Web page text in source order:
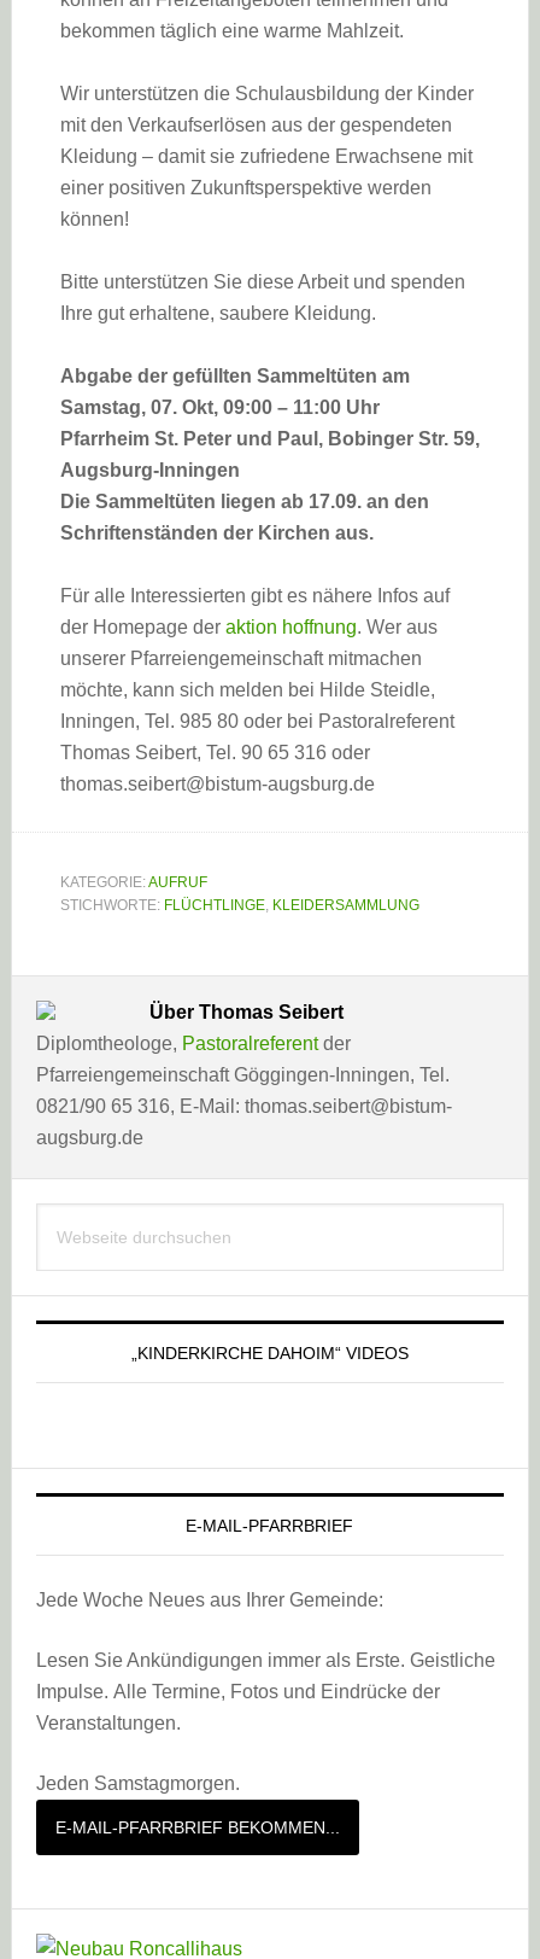
bekommen täglich eine warme Mahlzeit.
Wir unterstützen die Schulausbildung der Kinder
mit den Verkaufserlösen aus der gespendeten
Kleidung – damit sie zufriedene Erwachsene mit
einer positiven Zukunftsperspektive werden
können!
Bitte unterstützen Sie diese Arbeit und spenden
Ihre gut erhaltene, saubere Kleidung.
Abgabe der gefüllten Sammeltüten am
Samstag, 07. Okt, 09:00 – 11:00 Uhr
Pfarrheim St. Peter und Paul, Bobinger Str. 59,
Augsburg-Inningen
Die Sammeltüten liegen ab 17.09. an den
Schriftenständen der Kirchen aus.
Für alle Interessierten gibt es nähere Infos auf
der Homepage der aktion hoffnung. Wer aus
unserer Pfarreiengemeinschaft mitmachen
möchte, kann sich melden bei Hilde Steidle,
Inningen, Tel. 985 80 oder bei Pastoralreferent
Thomas Seibert, Tel. 90 65 316 oder
thomas.seibert@bistum-augsburg.de
KATEGORIE:AUFRUF
STICHWORTE: FLÜCHTLINGE, KLEIDERSAMMLUNG
Über Thomas Seibert
Diplomtheologe, Pastoralreferentder
Pfarreiengemeinschaft Göggingen-Inningen, Tel.
0821/90 65 316, E-Mail: thomas.seibert@bistum-
augsburg.de
Haupt-
Sidebar
durchsuchen
„KINDERKIRCHE DAHOIM“ VIDEOS
E-MAIL-PFARRBRIEF
Jede Woche Neues aus Ihrer Gemeinde:
Lesen Sie Ankündigungen immer als Erste. Geistliche
Impulse. Alle Termine, Fotos und Eindrücke der
Veranstaltungen.
Jeden Samstagmorgen.
E-MAIL-PFARRBRIEF BEKOMMEN...